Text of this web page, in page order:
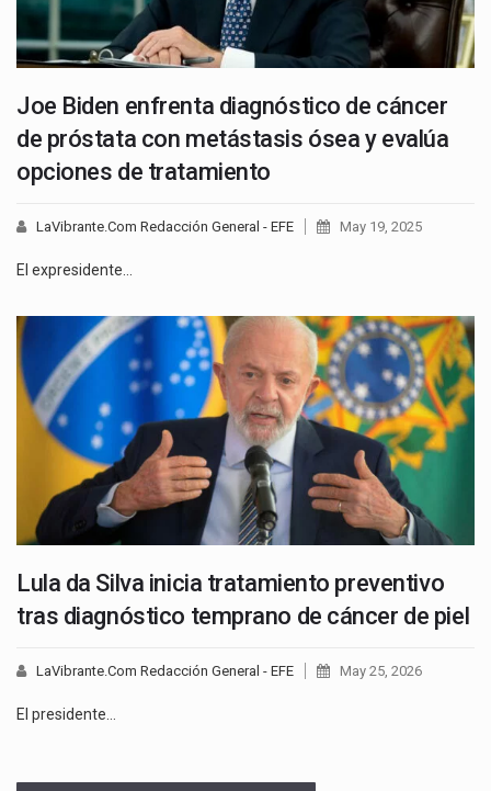
Joe Biden enfrenta diagnóstico de cáncer
de próstata con metástasis ósea y evalúa
opciones de tratamiento
LaVibrante.Com Redacción General - EFE May 19, 2025
El expresidente…
Lula da Silva inicia tratamiento preventivo
tras diagnóstico temprano de cáncer de piel
LaVibrante.Com Redacción General - EFE May 25, 2026
El presidente…